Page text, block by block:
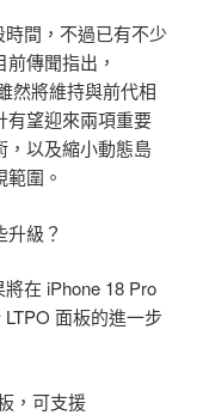
間，不過已有不少
傳聞指出，
然將維持與前代相
有望迎來兩項重要
，以及縮小動態島
圍。
升級？
在 iPhone 18 Pro
面板的進一步
，可支援